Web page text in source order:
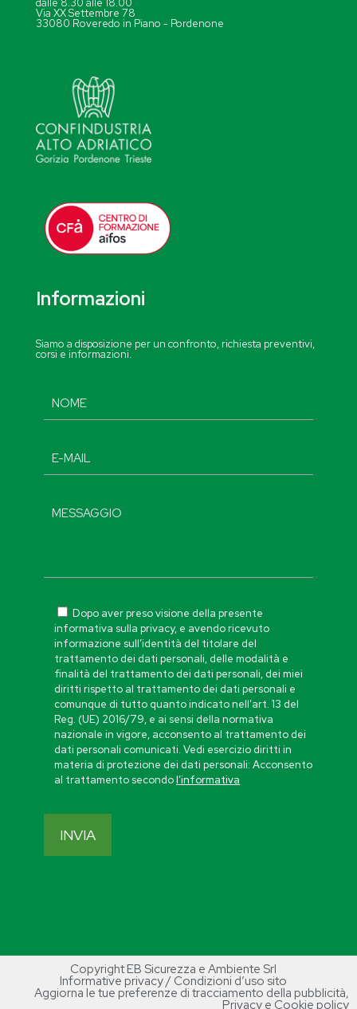
dalle 8.30 alle 18.00
Via XX Settembre 78
33080 Roveredo in Piano - Pordenone
Informazioni
Siamo a disposizione per un confronto, richiesta preventivi,
corsi e informazioni.
Dopo aver preso visione della presente
informativa sulla privacy, e avendo ricevuto
informazione sull’identità del titolare del
trattamento dei dati personali, delle modalità e
finalità del trattamento dei dati personali, dei miei
diritti rispetto al trattamento dei dati personali e
comunque di tutto quanto indicato nell’art. 13 del
Reg. (UE) 2016/79, e ai sensi della normativa
nazionale in vigore, acconsento al trattamento dei
dati personali comunicati. Vedi esercizio diritti in
materia di protezione dei dati personali: Acconsento
al trattamento secondol’informativa
Copyright EB Sicurezza e Ambiente Srl
Informative privacy / Condizioni d’uso sito
Aggiorna le tue preferenze di tracciamento della pubblicità,
Privacy e Cookie policy